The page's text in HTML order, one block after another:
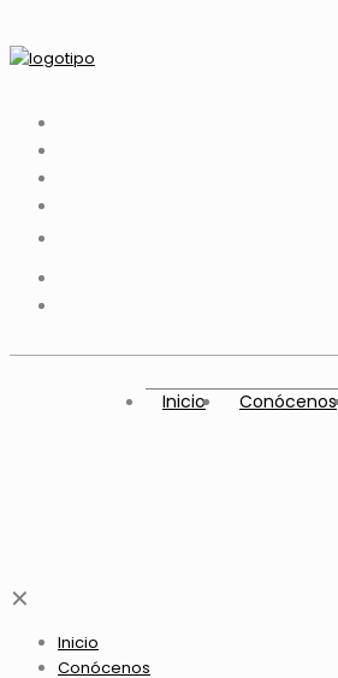
Inicio Conócenos
✕
Inicio
Conócenos